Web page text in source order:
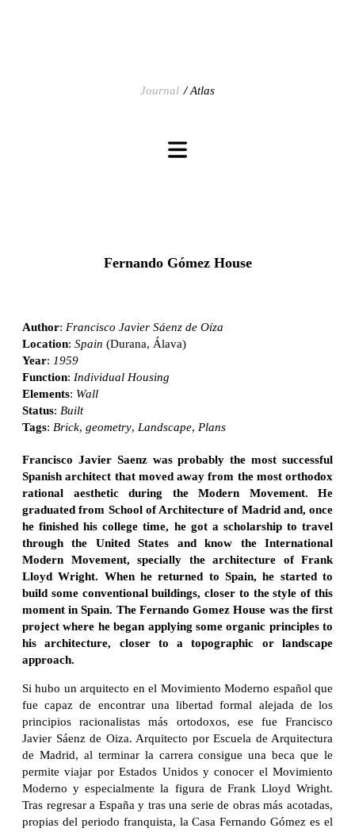
Journal Atlas
Fernando Gómez House
Author: Francisco Javier Sáenz de Oíza
Location: Spain (Durana, Álava)
Year: 1959
Function: Individual Housing
Elements: Wall
Status: Built
Tags: Brick, geometry, Landscape, Plans
Francisco Javier Saenz was probably the most successful
Spanish architect that moved away from the most orthodox
rational aesthetic during the Modern Movement. He
graduated from School of Architecture of Madrid and, once
he finished his college time, he got a scholarship to travel
through the United States and know the International
Modern Movement, specially the architecture of Frank
Lloyd Wright. When he returned to Spain, he started to
build some conventional buildings, closer to the style of this
moment in Spain. The Fernando Gomez House was the first
project where he began applying some organic principles to
his architecture, closer to a topographic or landscape
approach.
Si hubo un arquitecto en el Movimiento Moderno español que
fue capaz de encontrar una libertad formal alejada de los
principios racionalistas más ortodoxos, ese fue Francisco
Javier Sáenz de Oiza. Arquitecto por Escuela de Arquitectura
de Madrid, al terminar la carrera consigue una beca que le
permite viajar por Estados Unidos y conocer el Movimiento
Moderno y especialmente la figura de Frank Lloyd Wright.
Tras regresar a España y tras una serie de obras más acotadas,
propias del periodo franquista, la Casa Fernando Gómez es el